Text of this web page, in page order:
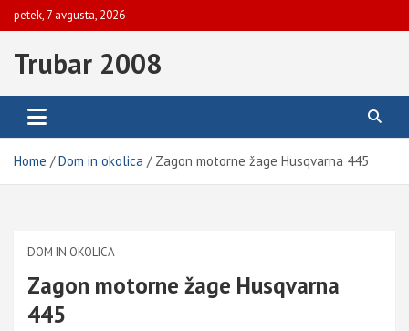
Skip
to
petek, 7 avgusta, 2026
Trubar 2008
Home Dom in okolica Zagon motorne žage Husqvarna 445
DOM IN OKOLICA
Zagon motorne žage Husqvarna
445